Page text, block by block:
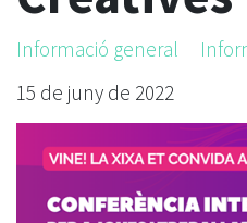
Informació general
15 de juny de 2022